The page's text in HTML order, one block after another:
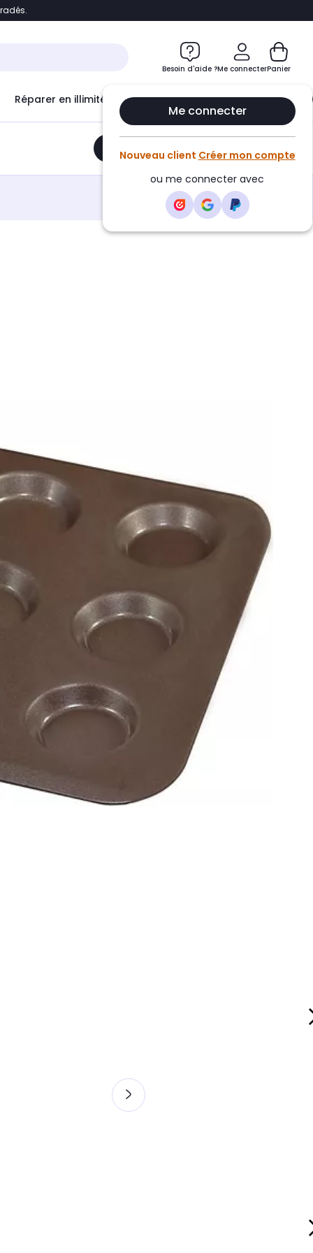
Accéder directement au chatbot
Besoin d'aide ?Me connecter
Me connecter
Nouveau client Créer mon compte
ou me connecter avec
Panier
Réparer en illimité avec Le Club Infinity
Ajouter au panier